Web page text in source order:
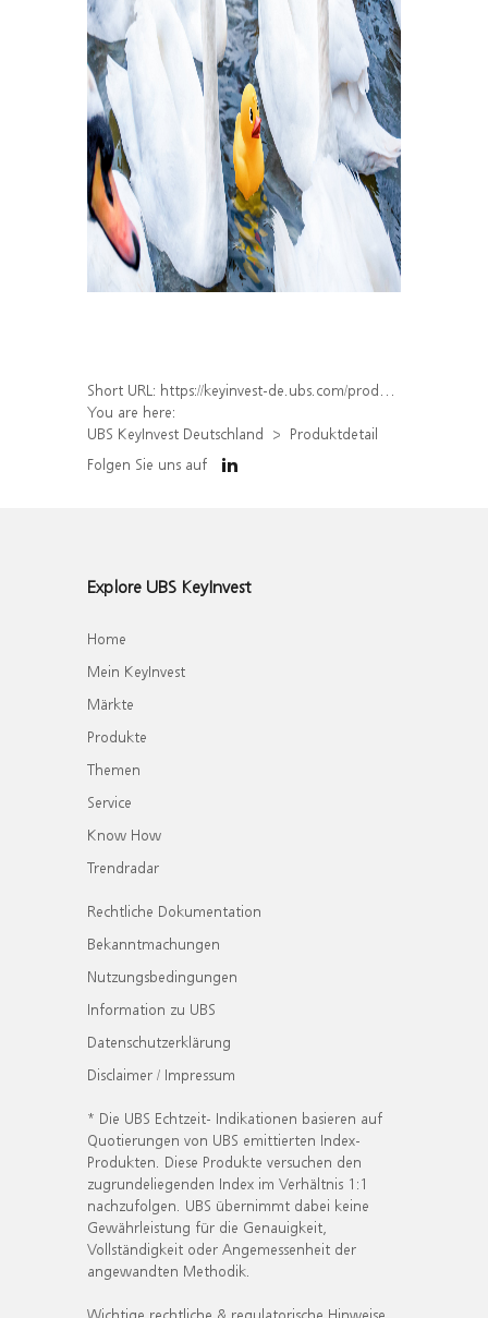
Short URL: https://keyinvest-de.ubs.com/produkt/detail/index/isin/DE000WA4T526
You are here:
UBS KeyInvest Deutschland
Produktdetail
Folgen Sie uns auf
Explore UBS KeyInvest
Home
Mein KeyInvest
Märkte
Produkte
Themen
Service
Know How
Trendradar
Rechtliche Dokumentation
Bekanntmachungen
Nutzungsbedingungen
Information zu UBS
Datenschutzerklärung
Disclaimer / Impressum
* Die UBS Echtzeit- Indikationen basieren auf
Quotierungen von UBS emittierten Index-
Produkten. Diese Produkte versuchen den
zugrundeliegenden Index im Verhältnis 1:1
nachzufolgen. UBS übernimmt dabei keine
Gewährleistung für die Genauigkeit,
Vollständigkeit oder Angemessenheit der
angewandten Methodik.